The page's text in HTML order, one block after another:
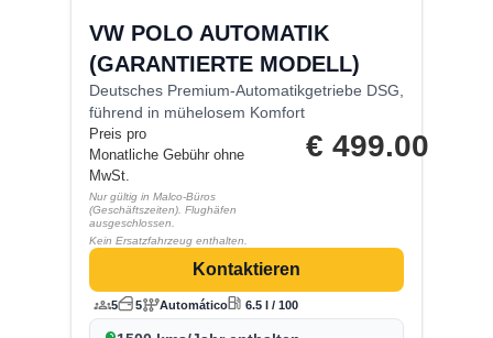
VW POLO AUTOMATIK
(GARANTIERTE MODELL)
Deutsches Premium-Automatikgetriebe DSG,
führend in mühelosem Komfort
Preis pro
Monatliche Gebühr ohne
MwSt.
Nur gültig in Malco-Büros
(Geschäftszeiten). Flughäfen
ausgeschlossen.
Kein Ersatzfahrzeug enthalten.
€ 499.00
Kontaktieren
5 5 Automático 6.5 l / 100